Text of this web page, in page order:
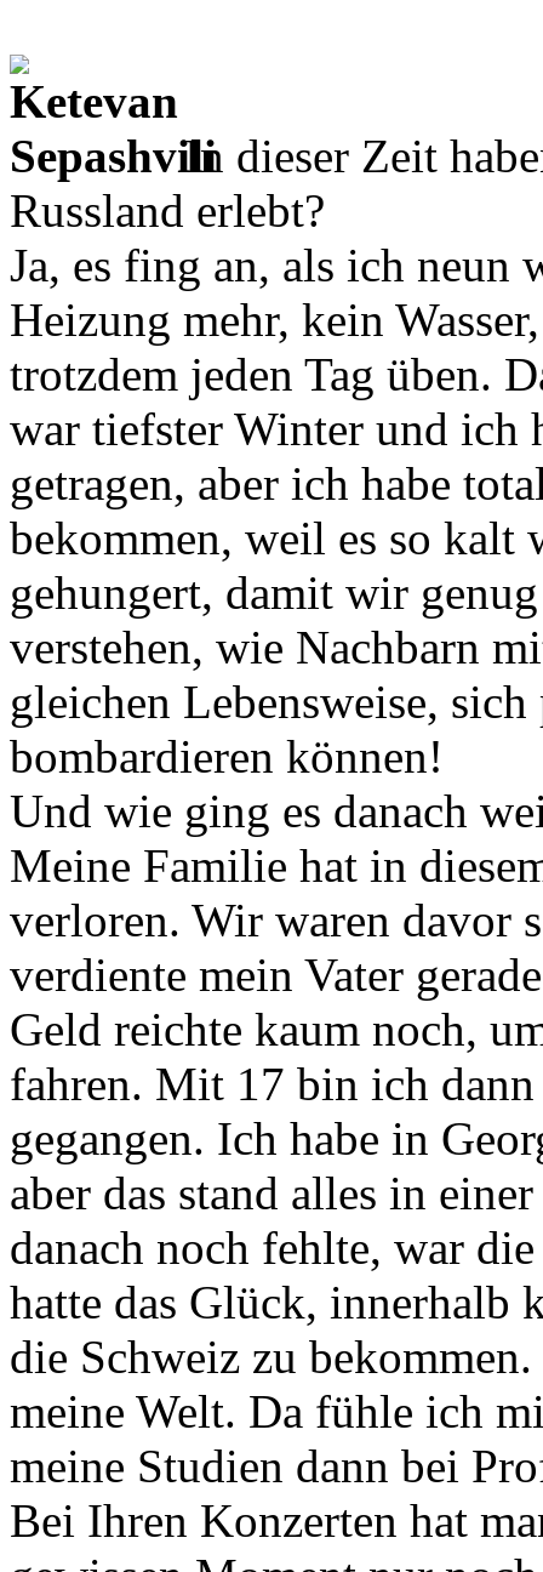
In dieser Zeit
Russland erlebt?
Ja, es fing an, als ich neun
Heizung mehr, kein
trotzdem jeden Tag üben.
war tiefster Winter und ich
getragen, aber ich habe
bekommen, weil es so kalt
gehungert, damit wir
verstehen, wie Nachbarn
gleichen Lebensweise,
bombardieren können!
Und wie ging es danach
Meine Familie hat in
verloren. Wir waren davor
verdiente mein Vater
Geld reichte kaum noch,
fahren. Mit 17 bin ich
gegangen. Ich habe in
aber das stand alles in
danach noch fehlte, war
hatte das Glück, innerhalb
die Schweiz zu
meine Welt. Da fühle ich
meine Studien dann bei
Bei Ihren Konzerten hat